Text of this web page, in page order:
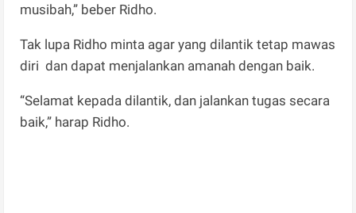
musibah,” beber Ridho.
Tak lupa Ridho minta agar yang dilantik tetap mawas
diri dan dapat menjalankan amanah dengan baik.
“Selamat kepada dilantik, dan jalankan tugas secara
baik,” harap Ridho.